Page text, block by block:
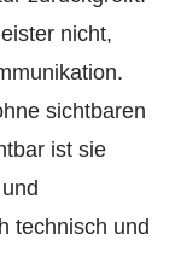
nicht,
sichtbaren
ist sie
technisch und